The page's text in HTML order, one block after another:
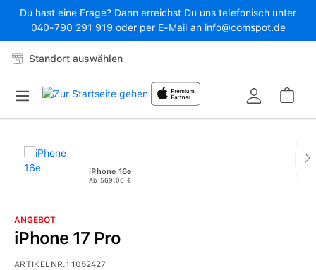
Zum Hauptinhalt springen
Du hast eine Frage? Dann erreichst Du uns telefonisch unter
040-790 291 919 oder per E-Mail an info@comspot.de
Standort auswählen
iPhone 16e
Ab 569,00 €
ANGEBOT
iPhone 17 Pro
ARTIKELNR.:1052427